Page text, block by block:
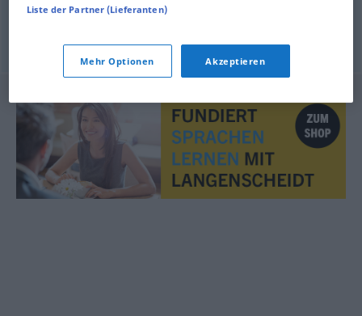
,Schlager
© OpenThesaurus.de
Liste der Partner (Lieferanten)
Mehr Optionen Akzeptieren